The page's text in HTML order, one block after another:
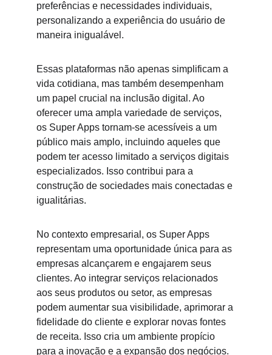
preferências e necessidades individuais,
personalizando a experiência do usuário de
maneira inigualável.
Essas plataformas não apenas simplificam a
vida cotidiana, mas também desempenham
um papel crucial na inclusão digital. Ao
oferecer uma ampla variedade de serviços,
os Super Apps tornam-se acessíveis a um
público mais amplo, incluindo aqueles que
podem ter acesso limitado a serviços digitais
especializados. Isso contribui para a
construção de sociedades mais conectadas e
igualitárias.
No contexto empresarial, os Super Apps
representam uma oportunidade única para as
empresas alcançarem e engajarem seus
clientes. Ao integrar serviços relacionados
aos seus produtos ou setor, as empresas
podem aumentar sua visibilidade, aprimorar a
fidelidade do cliente e explorar novas fontes
de receita. Isso cria um ambiente propício
para a inovação e a expansão dos negócios.